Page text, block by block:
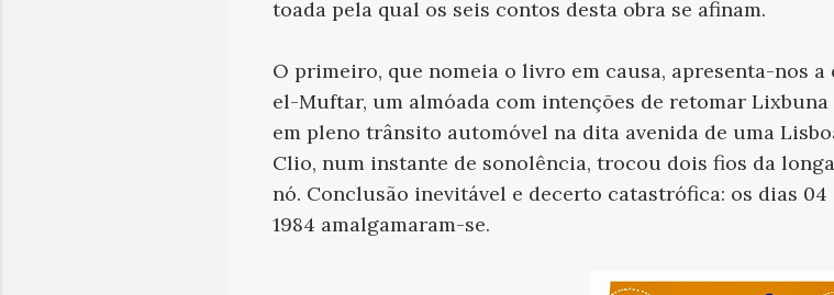
toada pela qual os seis contos desta obra se afinam.
O primeiro, que nomeia o livro em causa, apresenta-nos
el-Muftar, um almóada com intenções de retomar
em pleno trânsito automóvel na dita avenida de uma
Clio, num instante de sonolência, trocou dois fios da
nó. Conclusão inevitável e decerto catastrófica: os dias 04
1984 amalgamaram-se.